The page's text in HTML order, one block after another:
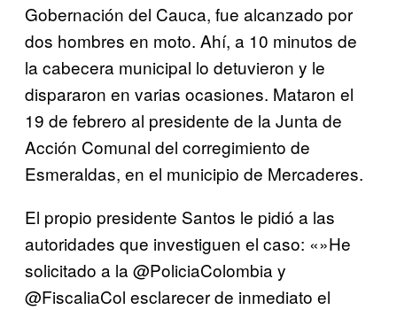
Gobernación del Cauca, fue alcanzado por
dos hombres en moto. Ahí, a 10 minutos de
la cabecera municipal lo detuvieron y le
dispararon en varias ocasiones. Mataron el
19 de febrero al presidente de la Junta de
Acción Comunal del corregimiento de
Esmeraldas, en el municipio de Mercaderes.
El propio presidente Santos le pidió a las
autoridades que investiguen el caso: «»He
solicitado a la @PoliciaColombia y
@FiscaliaCol esclarecer de inmediato el